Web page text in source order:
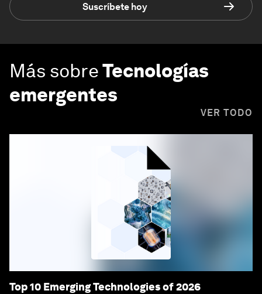
Suscríbete hoy
Más sobreTecnologías
emergentes
VER TODO
Top 10 Emerging Technologies of 2026